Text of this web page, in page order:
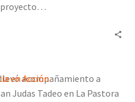
proyecto…
Resiliencia
en